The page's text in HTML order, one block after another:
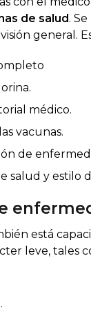
de salud .
general.
médico.
vacunas.
de
salud y estilo
está
leve, tales